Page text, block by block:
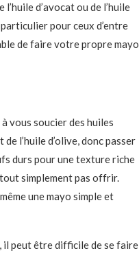
d’avocat ou de l’huile
pour ceux d’entre
de faire votre propre mayo
vous soucier des huiles
l’huile d’olive, donc passer
durs pour une texture riche
simplement pas offrir.
une mayo simple et
il peut être difficile de se faire